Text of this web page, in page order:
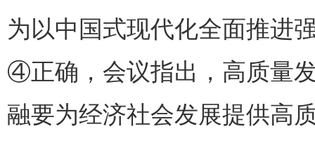
为以中国式现代化全面推进
④正确，会议指出，高质量
融要为经济社会发展提供高